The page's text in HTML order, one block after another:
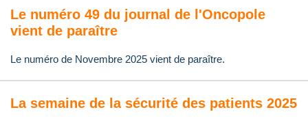
Le numéro 49 du journal de l'Oncopole
vient de paraître
Le numéro de Novembre 2025 vient de paraître.
La semaine de la sécurité des patients 2025